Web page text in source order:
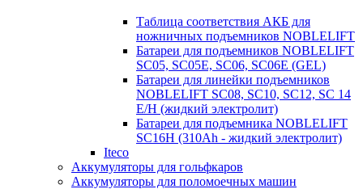
Таблица соответствия АКБ для
ножничных подъемников NOBLELIFT
Батареи для подъемников NOBLELIFT
SC05, SC05E, SC06, SC06E (GEL)
Батареи для линейки подъемников
NOBLELIFT SC08, SC10, SC12, SC 14
E/H (жидкий электролит)
Батареи для подъемника NOBLELIFT
SC16H (310Ah - жидкий электролит)
Iteco
Аккумуляторы для гольфкаров
Аккумуляторы для поломоечных машин